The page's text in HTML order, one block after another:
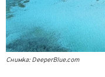
Снимка: DeeperBlue.com